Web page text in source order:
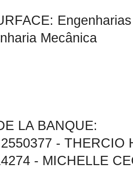
Engenharias
Mecânica
LA BANQUE:
- THERCIO
- MICHELLE